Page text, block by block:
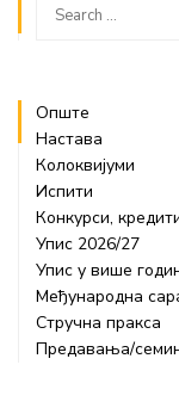
Опште
Настава
Колоквијуми
Испити
Конкурси,
Упис 2026/27
Упис у више
Међународна
Стручна пракса
Предавања/